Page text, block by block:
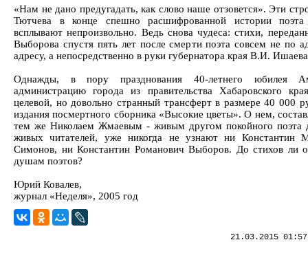
«Нам не дано предугадать, как слово наше отзовется». Эти
Тютчева в конце спешно расшифрованной истории
всплывают непроизвольно. Ведь снова чудеса: стихи,
Выборова спустя пять лет после смерти поэта совсем не по
адресу, а непосредственно в руки губернатора края В.И.
Однажды, в пору празднования 40-летнего юбилея
администрацию города из правительства Хабаровского
целевой, но довольно странный трансферт в размере 40 000
издания посмертного сборника «Высокие цветы». О нем,
тем же Николаем Жмаевым - живым другом покойного поэта
живых читателей, уже никогда не узнают ни Константин
Симонов, ни Константин Романович Выборов. До стихов ли
душам поэтов?
Юрий Ковалев,
журнал «Неделя», 2005 год
21.03.2015